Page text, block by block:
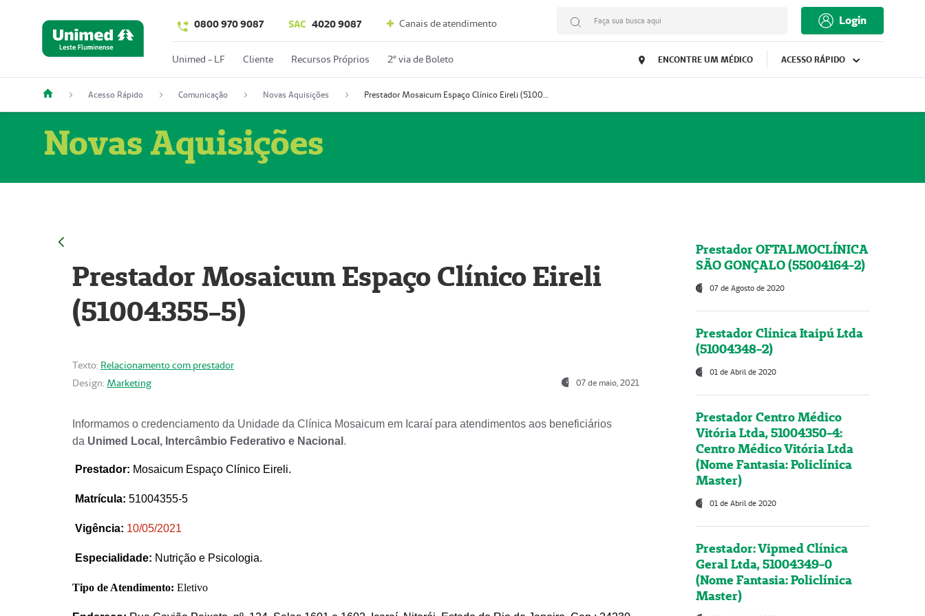
0800 970 9087 SAC 4020 9087 Canais de atendimento Faça sua busca aqui Login
Unimed - LF Cliente Recursos Próprios 2º via de Boleto ENCONTRE UM MÉDICO ACESSO RÁPIDO
Acesso Rápido Comunicação Novas Aquisições Prestador Mosaicum Espaço Clínico Eireli (51004355-5)
Novas Aquisições
Prestador Mosaicum Espaço Clínico Eireli
(51004355-5)
Texto: Relacionamento com prestador
Design: Marketing 07 de maio, 2021
Informamos o credenciamento da Unidade da Clínica Mosaicum em Icaraí para atendimentos aos beneficiários
da Unimed Local, Intercâmbio Federativo e Nacional .
Prestador: Mosaicum Espaço Clínico Eireli.
Matrícula: 51004355-5
Vigência: 10/05/2021
Especialidade: Nutrição e Psicologia.
Tipo de Atendimento: Eletivo
Prestador OFTALMOCLÍNICA
SÃO GONÇALO (55004164-2)
07 de Agosto de 2020
Prestador Clínica Itaipú Ltda
(51004348-2)
01 de Abril de 2020
Prestador Centro Médico
Vitória Ltda, 51004350-4:
Centro Médico Vitória Ltda
(Nome Fantasia: Policlínica
Master)
01 de Abril de 2020
Prestador: Vipmed Clínica
Geral Ltda, 51004349-0
(Nome Fantasia: Policlínica
Master)